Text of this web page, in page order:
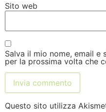
Sito web
Salva il mio nome, email
per la prossima volta che
Questo sito utilizza